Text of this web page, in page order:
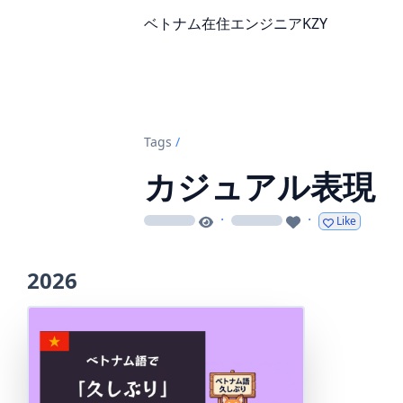
ベトナム在住エンジニアKZY
Tags /
カジュアル表現
loading · loading · Like
2026